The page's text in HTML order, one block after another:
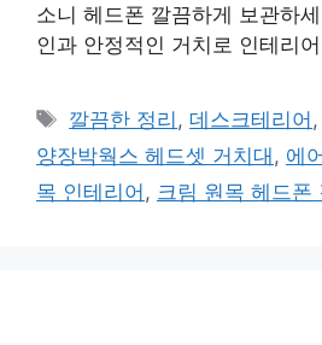
소니 헤드폰 깔끔하게 보관하
인과 안정적인 거치로 인테리
태
그
깔끔한 정리 ,데스크테리어 ,
양장박웍스 헤드셋 거치대 , 에
목 인테리어 , 크림 원목 헤드폰